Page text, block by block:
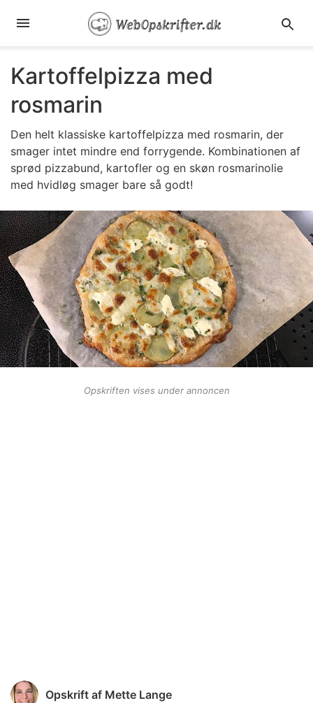
Kartoffelpizza med
rosmarin
Den helt klassiske kartoffelpizza med rosmarin, der
smager intet mindre end forrygende. Kombinationen af
sprød pizzabund, kartofler og en skøn rosmarinolie
med hvidløg smager bare så godt!
Opskriften vises under annoncen
Opskrift af Mette Lange